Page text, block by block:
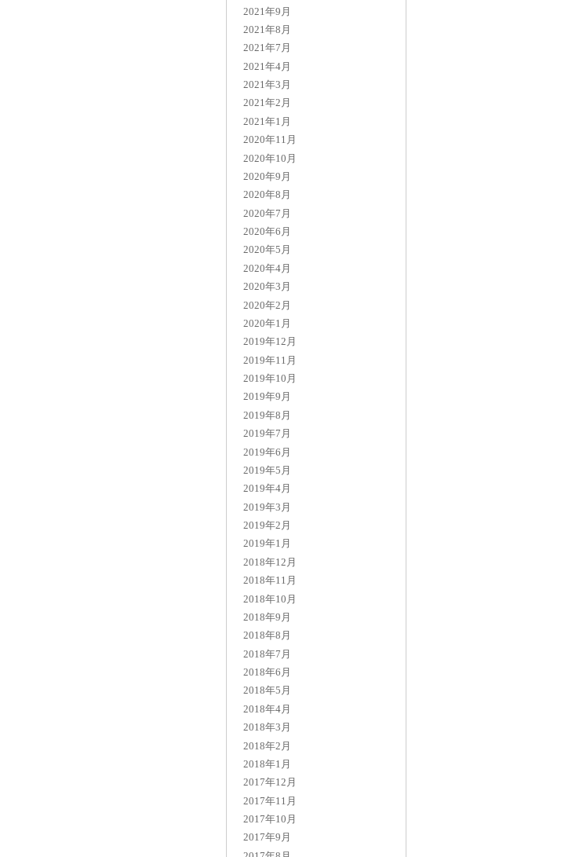
2021年9月
2021年8月
2021年7月
2021年4月
2021年3月
2021年2月
2021年1月
2020年11月
2020年10月
2020年9月
2020年8月
2020年7月
2020年6月
2020年5月
2020年4月
2020年3月
2020年2月
2020年1月
2019年12月
2019年11月
2019年10月
2019年9月
2019年8月
2019年7月
2019年6月
2019年5月
2019年4月
2019年3月
2019年2月
2019年1月
2018年12月
2018年11月
2018年10月
2018年9月
2018年8月
2018年7月
2018年6月
2018年5月
2018年4月
2018年3月
2018年2月
2018年1月
2017年12月
2017年11月
2017年10月
2017年9月